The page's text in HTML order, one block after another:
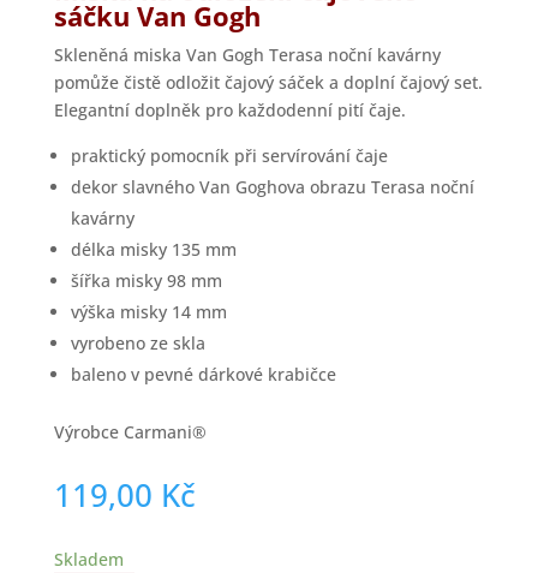
sáčku Van Gogh
Skleněná miska Van Gogh Terasa noční kavárny
pomůže čistě odložit čajový sáček a doplní čajový set.
Elegantní doplněk pro každodenní pití čaje.
praktický pomocník při servírování čaje
dekor slavného Van Goghova obrazu Terasa noční
kavárny
délka misky 135 mm
šířka misky 98 mm
výška misky 14 mm
vyrobeno ze skla
baleno v pevné dárkové krabičce
Výrobce Carmani®
119,00 Kč
Skladem